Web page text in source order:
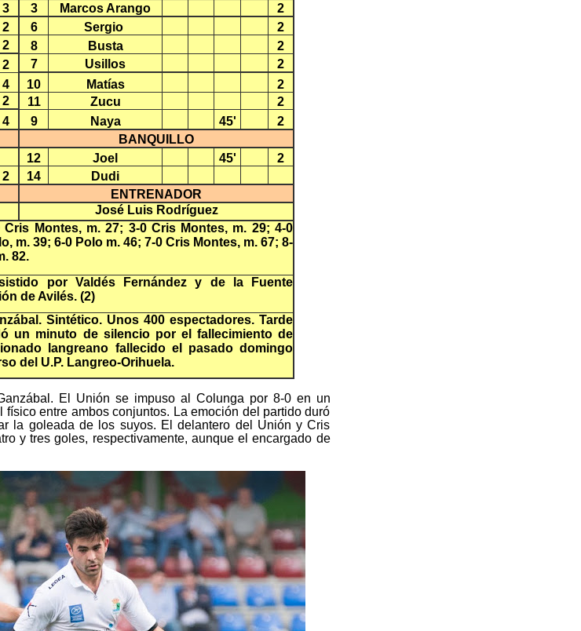
3 3 Marcos Arango
2
2 6 Sergio
2
2 8 Busta
2
2 7 Usillos
2
4 10 Matías
2
2 11 Zucu
2
4 9 Naya 45'
2
BANQUILLO
12 Joel 45'
2
2 14
Dudi
ENTRENADOR
José Luis Rodríguez
Cris Montes, m. 27; 3-0 Cris Montes, m. 29; 4-0
m. 39; 6-0 Polo m. 46; 7-0 Cris Montes, m. 67; 8-
82.
por Valdés Fernández y de la Fuente
de Avilés. (2)
Sintético. Unos 400 espectadores. Tarde
un minuto de silencio por el fallecimiento de
langreano fallecido el pasado domingo
del U.P. Langreo-Orihuela.
El Unión se impuso al Colunga por 8-0 en un
entre ambos conjuntos. La emoción del partido duró
la goleada de los suyos. El delantero del Unión y Cris
y tres goles, respectivamente, aunque el encargado de